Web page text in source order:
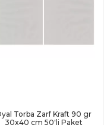
Torba Zarf Kraft 90 gr
30x40 cm 50'li Paket